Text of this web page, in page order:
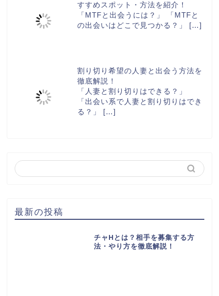
すすめスポット・方法を紹介！
「MTFと出会うには？」 「MTFと
の出会いはどこで見つかる？」 […]
割り切り希望の人妻と出会う方法を
徹底解説！
「人妻と割り切りはできる？」
「出会い系で人妻と割り切りはでき
る？」 […]
最新の投稿
チャHとは？相手を募集する方
法・やり方を徹底解説！